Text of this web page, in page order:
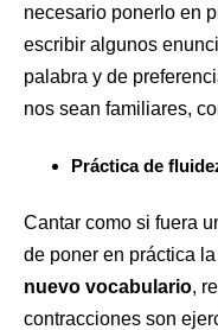
necesario ponerlo en
escribir algunos
palabra y de
nos sean familiares,
Práctica de
Cantar como si fuera
de poner en práctica
nuevo vocabulario,
contracciones son